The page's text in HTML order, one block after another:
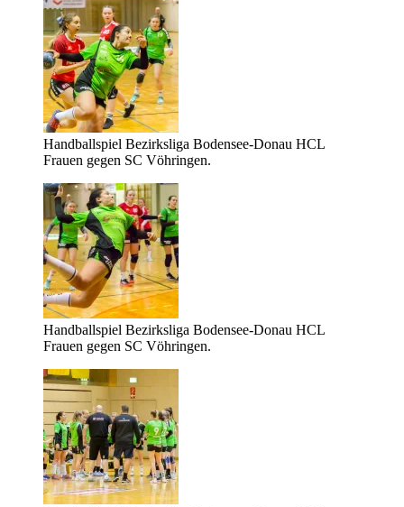
Handballspiel Bezirksliga Bodensee-Donau HCL
Frauen gegen SC Vöhringen.
Handballspiel Bezirksliga Bodensee-Donau HCL
Frauen gegen SC Vöhringen.